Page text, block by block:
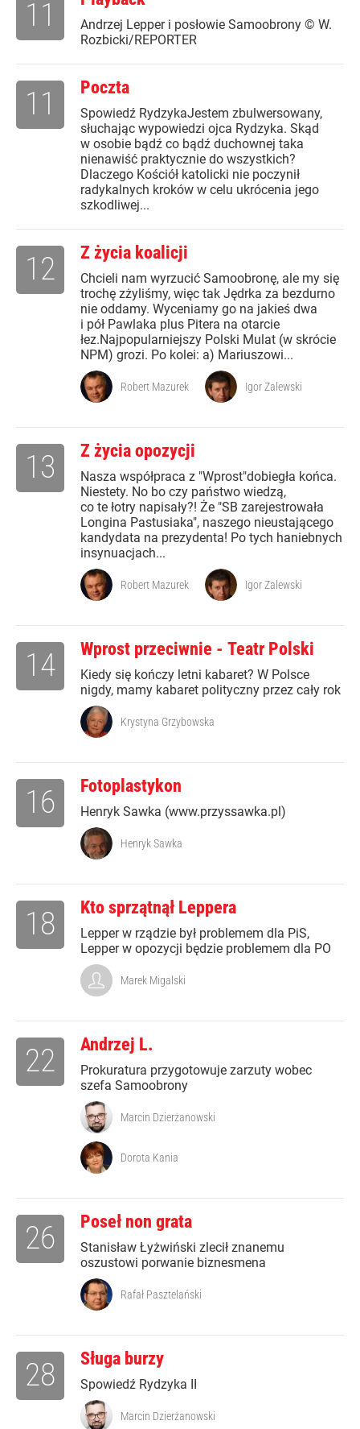
Andrzej Lepper i posłowie Samoobrony © W.
Rozbicki/REPORTER
11
Poczta
Spowiedź RydzykaJestem zbulwersowany,
słuchając wypowiedzi ojca Rydzyka. Skąd
w osobie bądź co bądź duchownej taka
nienawiść praktycznie do wszystkich?
Dlaczego Kościół katolicki nie poczynił
radykalnych kroków w celu ukrócenia jego
szkodliwej...
11
Z życia koalicji
Chcieli nam wyrzucić Samoobronę, ale my się
trochę zżyliśmy, więc tak Jędrka za bezdurno
nie oddamy. Wyceniamy go na jakieś dwa
i pół Pawlaka plus Pitera na otarcie
łez.Najpopularniejszy Polski Mulat (w skrócie
NPM) grozi. Po kolei: a) Mariuszowi...
12
Robert Mazurek Igor Zalewski
Z życia opozycji
Nasza współpraca z "Wprost"dobiegła końca.
Niestety. No bo czy państwo wiedzą,
co te łotry napisały?! Że "SB zarejestrowała
Longina Pastusiaka", naszego nieustającego
kandydata na prezydenta! Po tych haniebnych
insynuacjach...
13
Robert Mazurek Igor Zalewski
Wprost przeciwnie - Teatr Polski
Kiedy się kończy letni kabaret? W Polsce
nigdy, mamy kabaret polityczny przez cały rok
14
Krystyna Grzybowska
Fotoplastykon
Henryk Sawka (www.przyssawka.pl)
16
Henryk Sawka
Kto sprzątnął Leppera
Lepper w rządzie był problemem dla PiS,
Lepper w opozycji będzie problemem dla PO
18
Marek Migalski
Andrzej L.
Prokuratura przygotowuje zarzuty wobec
szefa Samoobrony
22
Marcin Dzierżanowski
Dorota Kania
Poseł non grata
Stanisław Łyżwiński zlecił znanemu
oszustowi porwanie biznesmena
26
Rafał Pasztelański
Sługa burzy
Spowiedź Rydzyka II
28
Marcin Dzierżanowski